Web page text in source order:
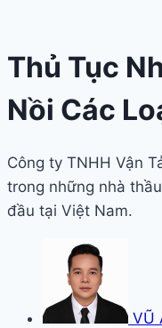
Thủ Tục
Nồi Các
Công ty TNHH Vận
trong những nhà
đầu tại Việt Nam.
VŨ